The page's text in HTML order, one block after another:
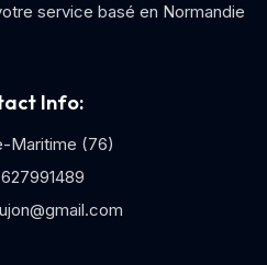
service basé en Normandie
Info:
Maritime (76)